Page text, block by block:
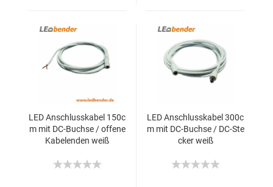
LED Anschlusskabel 150c
m mit DC-Buchse / offene
Kabelenden weiß
LED Anschlusskabel 300c
m mit DC-Buchse / DC-Ste
cker weiß